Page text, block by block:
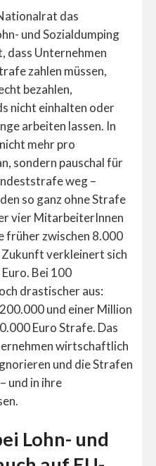
das
und Sozialdumping
dass Unternehmen
zahlen müssen,
bezahlen,
nicht einhalten oder
arbeiten lassen. In
mehr pro
sondern pauschal für
weg –
so ganz ohne Strafe
vier MitarbeiterInnen
früher zwischen 8.000
Zukunft verkleinert sich
Bei 100
drastischer aus:
und einer Million
Euro Strafe. Das
wirtschaftlich
und die Strafen
und in ihre
Lohn- und